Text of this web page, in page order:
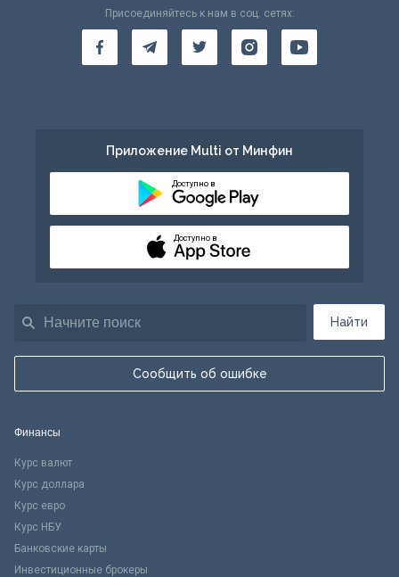
Найти
Сообщить об ошибке
Присоединяйтесь к нам в соц. сетях:
Приложение Multi от Минфин
Доступно в
Доступно в
Финансы
Курс валют
Курс доллара
Курс евро
Курс НБУ
Банковские карты
Инвестиционные брокеры